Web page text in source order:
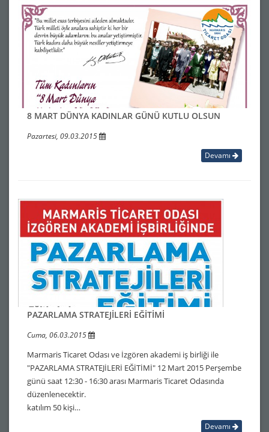
8 MART DÜNYA KADINLAR GÜNÜ KUTLU OLSUN
Pazartesi, 09.03.2015
Devamı
PAZARLAMA STRATEJİLERİ EĞİTİMİ
Cuma, 06.03.2015
Marmaris Ticaret Odası ve İzgören akademi iş birliği ile
"PAZARLAMA STRATEJİLERİ EĞİTİMİ" 12 Mart 2015 Perşembe
günü saat 12:30 - 16:30 arası Marmaris Ticaret Odasında
düzenlenecektir.
katılım 50 kişi…
Devamı